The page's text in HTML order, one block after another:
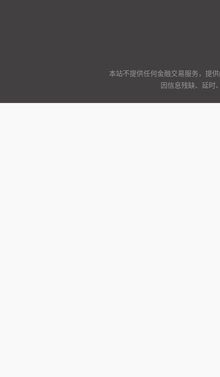
本站不提供任何金融交易服务，提
因信息残缺、延时